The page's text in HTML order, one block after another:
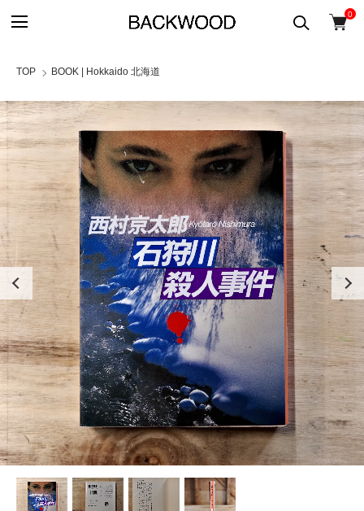
0
TOP BOOK | Hokkaido 北海道